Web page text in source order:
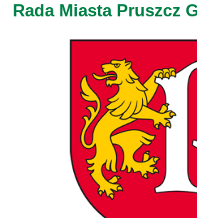
Rada Miasta Pruszcz